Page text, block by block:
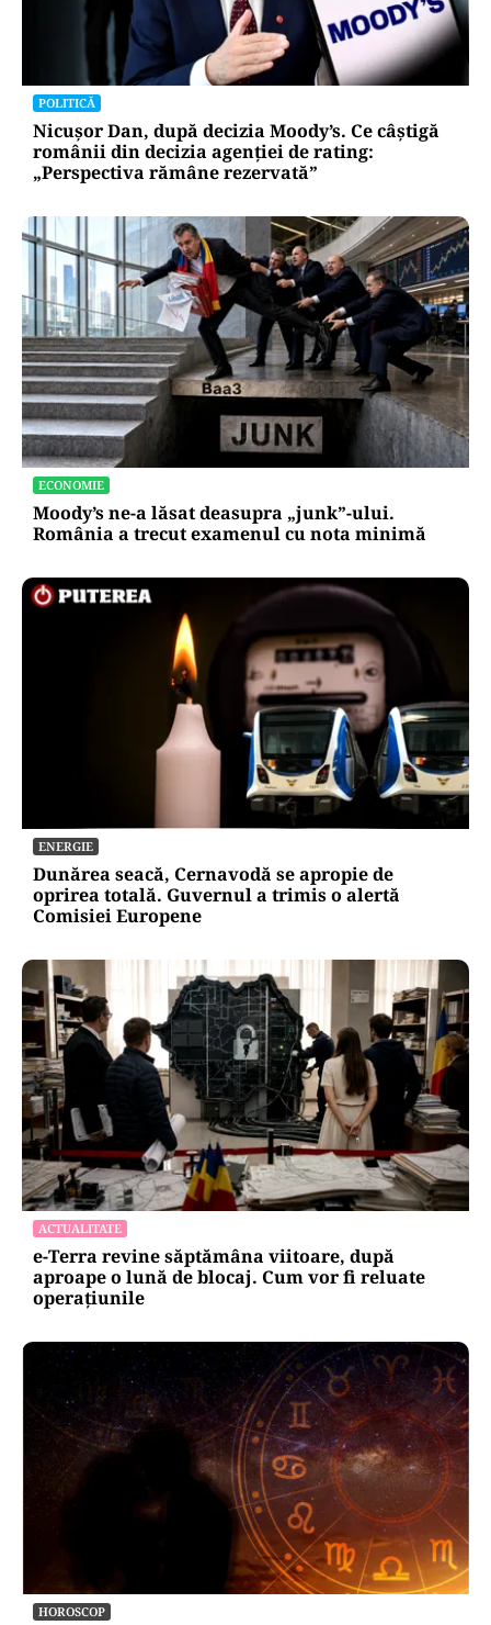
POLITICĂ
Nicușor Dan, după decizia Moody’s. Ce câștigă
românii din decizia agenției de rating:
„Perspectiva rămâne rezervată”
ECONOMIE
Moody’s ne-a lăsat deasupra „junk”-ului.
România a trecut examenul cu nota minimă
ENERGIE
Dunărea seacă, Cernavodă se apropie de
oprirea totală. Guvernul a trimis o alertă
Comisiei Europene
ACTUALITATE
e-Terra revine săptămâna viitoare, după
aproape o lună de blocaj. Cum vor fi reluate
operațiunile
HOROSCOP